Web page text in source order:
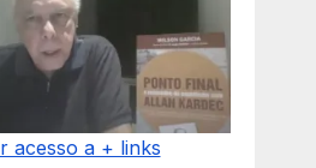
acesso a + links